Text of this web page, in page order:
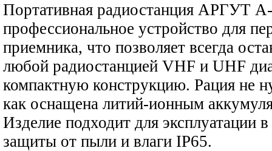
Портативная радиостанция АРГУТ А-
профессиональное устройство для
приемника, что позволяет всегда
любой радиостанцией VHF и UHF
компактную конструкцию. Рация не
как оснащена литий-ионным
Изделие подходит для эксплуатации
защиты от пыли и влаги IP65.